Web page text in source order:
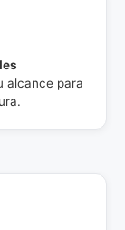
alcance para